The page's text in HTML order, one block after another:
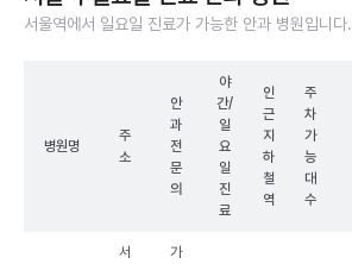
서울역에서 일요일 진료가 가능한 안과 병원입니다.
병원명
주
소
안
과
전
문
의
야
간/
일
요
일
진
료
인
근
지
하
철
역
주
차
가
능
대
수
서
가